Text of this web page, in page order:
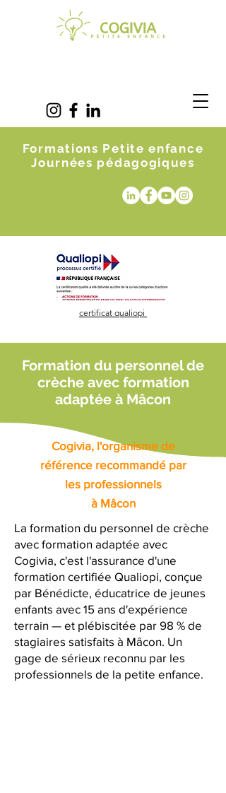
Formations Petite enfance
Journées pédagogiques
certificat qualiopi
Formation du personnel de
crèche avec formation
adaptée à Mâcon
Cogivia, l'organisme de
référence recommandé par
les professionnels
à Mâcon
La formation du personnel de crèche
avec formation adaptée avec
Cogivia, c'est l'assurance d'une
formation certifiée Qualiopi, conçue
par Bénédicte, éducatrice de jeunes
enfants avec 15 ans d'expérience
terrain — et plébiscitée par 98 % de
stagiaires satisfaits à Mâcon. Un
gage de sérieux reconnu par les
professionnels de la petite enfance.